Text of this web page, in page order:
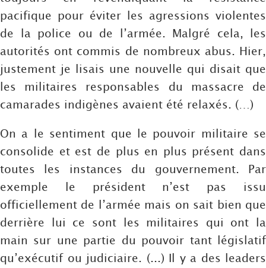
pacifique pour éviter les agressions violentes
de la police ou de l’armée. Malgré cela, les
autorités ont commis de nombreux abus. Hier,
justement je lisais une nouvelle qui disait que
les militaires responsables du massacre de
camarades indigènes avaient été relaxés. (…)
On a le sentiment que le pouvoir militaire se
consolide et est de plus en plus présent dans
toutes les instances du gouvernement. Par
exemple le président n’est pas issu
officiellement de l’armée mais on sait bien que
derrière lui ce sont les militaires qui ont la
main sur une partie du pouvoir tant législatif
qu’exécutif ou judiciaire. (...) Il y a des leaders